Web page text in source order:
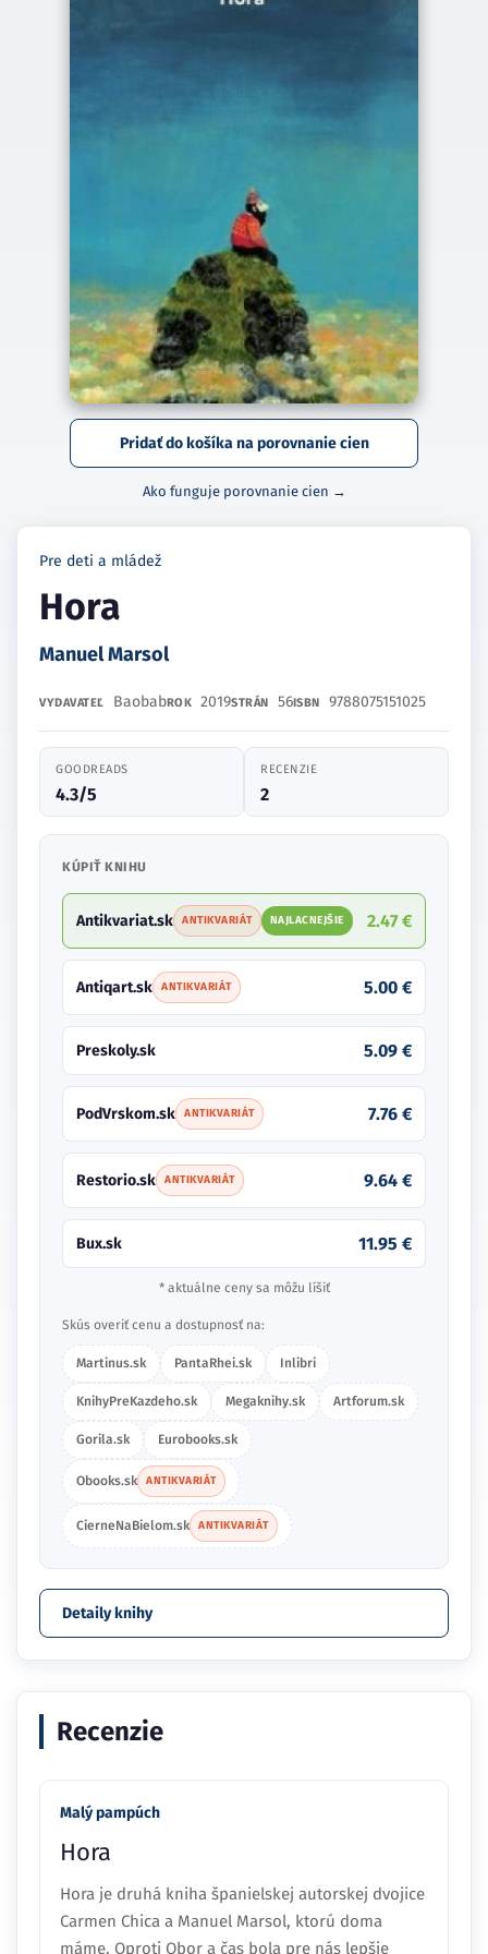
Pridať do košíka na porovnanie cien
Ako funguje porovnanie cien →
Pre deti a mládež
Hora
Manuel Marsol
VYDAVATEĽ BaobabROK 2019STRÁN 56ISBN 9788075151025
GOODREADS
4.3/5
RECENZIE
2
KÚPIŤ KNIHU
Antikvariat.sk ANTIKVARIÁT NAJLACNEJŠIE 2.47 €
Antiqart.sk ANTIKVARIÁT 5.00 €
Preskoly.sk 5.09 €
PodVrskom.sk ANTIKVARIÁT 7.76 €
Restorio.sk ANTIKVARIÁT 9.64 €
Bux.sk 11.95 €
* aktuálne ceny sa môžu líšiť
Skús overiť cenu a dostupnosť na:
Martinus.sk PantaRhei.sk Inlibri
KnihyPreKazdeho.sk Megaknihy.sk Artforum.sk
Gorila.sk Eurobooks.sk
Obooks.sk ANTIKVARIÁT
CierneNaBielom.sk ANTIKVARIÁT
Detaily knihy
Recenzie
Malý pampúch
Hora
Hora je druhá kniha španielskej autorskej dvojice
Carmen Chica a Manuel Marsol, ktorú doma
máme. Oproti Obor a čas bola pre nás lepšie